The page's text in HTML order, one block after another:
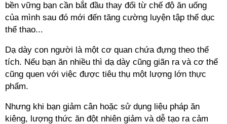
bền vững bạn cần bắt đầu thay đổi từ chế độ ăn uống
của mình sau đó mới đến tăng cường luyện tập thể dục
thể thao...
Dạ dày con người là một cơ quan chứa đựng theo thể
tích. Nếu bạn ăn nhiều thì dạ dày cũng giãn ra và cơ thể
cũng quen với việc được tiêu thụ một lượng lớn thực
phẩm.
Nhưng khi bạn giảm cân hoặc sử dụng liệu pháp ăn
kiêng, lượng thức ăn đột nhiên giảm và dễ tạo ra cảm